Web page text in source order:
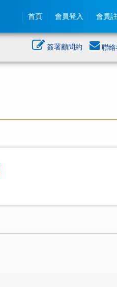
首頁 會員登入 會員
簽署顧問約 聯